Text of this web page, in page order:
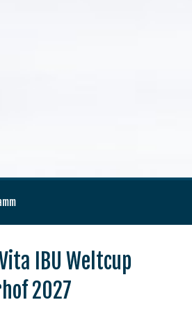
IBU Weltcup
2027